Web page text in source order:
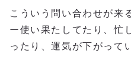
こういう問い合わせが来
ー使い果たしてたり、忙
ったり、運気が下がって